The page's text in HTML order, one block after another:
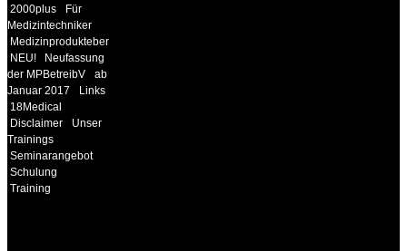
2000plus
Für
Medizintechniker
Medizinprodukteberater
NEU!
Neufassung
der MPBetreibV
ab
Januar 2017
Links
18Medical
Disclaimer
Unser
Trainings
Seminarangebot
Schulung
Training